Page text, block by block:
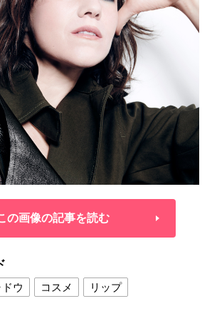
の画像の記事を読む
ウ コスメ リップ